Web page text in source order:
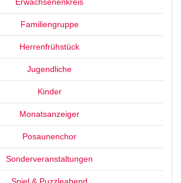
Familiengruppe
Herrenfrühstück
Jugendliche
Kinder
Monatsanzeiger
Posaunenchor
Sonderveranstaltungen